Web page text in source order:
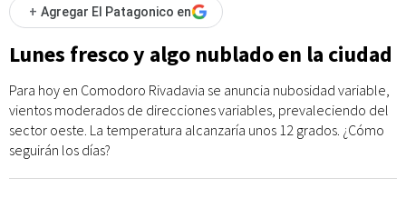
+ Agregar El Patagonico en
Lunes fresco y algo nublado en la ciudad
Para hoy en Comodoro Rivadavia se anuncia nubosidad variable,
vientos moderados de direcciones variables, prevaleciendo del
sector oeste. La temperatura alcanzaría unos 12 grados. ¿Cómo
seguirán los días?